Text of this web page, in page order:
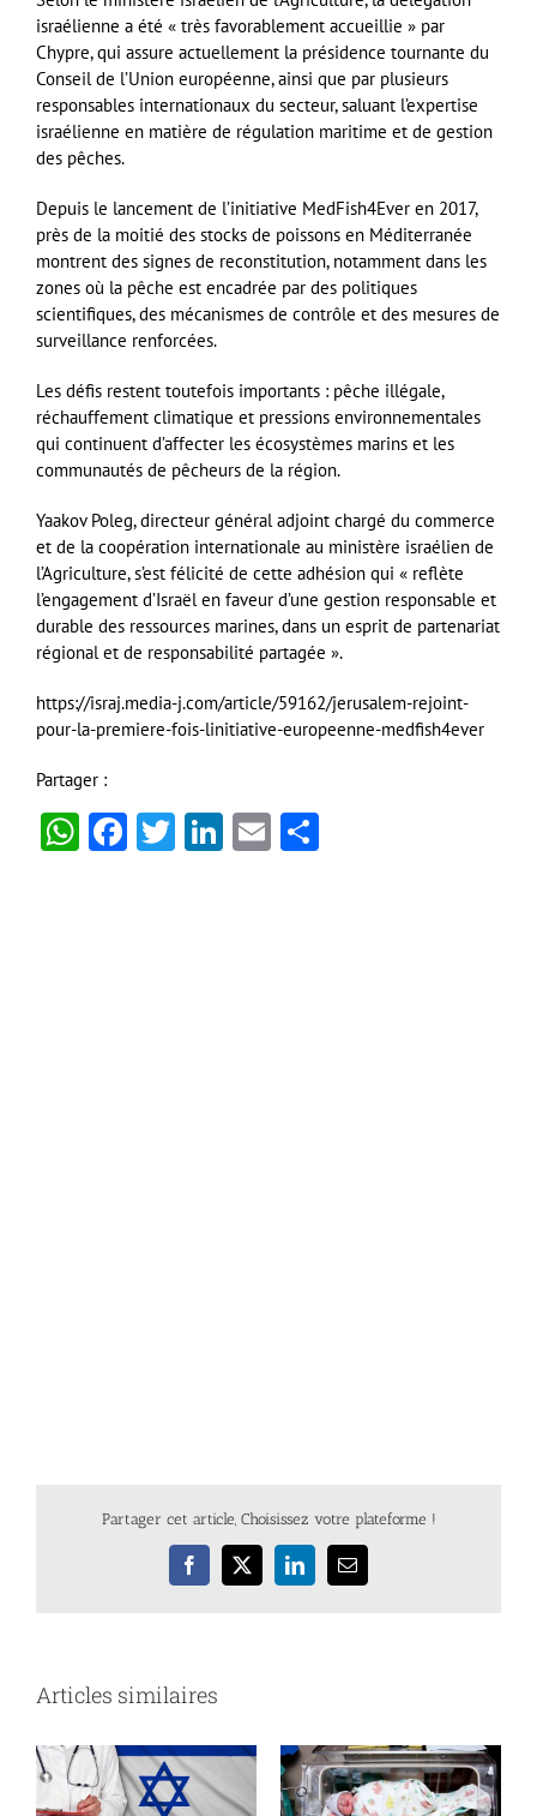
israélienne a été « très favorablement accueillie » par
Chypre, qui assure actuellement la présidence tournante du
Conseil de l’Union européenne, ainsi que par plusieurs
responsables internationaux du secteur, saluant l’expertise
israélienne en matière de régulation maritime et de gestion
des pêches.
Depuis le lancement de l’initiative MedFish4Ever en 2017,
près de la moitié des stocks de poissons en Méditerranée
montrent des signes de reconstitution, notamment dans les
zones où la pêche est encadrée par des politiques
scientifiques, des mécanismes de contrôle et des mesures de
surveillance renforcées.
Les défis restent toutefois importants : pêche illégale,
réchauffement climatique et pressions environnementales
qui continuent d’affecter les écosystèmes marins et les
communautés de pêcheurs de la région.
Yaakov Poleg, directeur général adjoint chargé du commerce
et de la coopération internationale au ministère israélien de
l’Agriculture, s’est félicité de cette adhésion qui « reflète
l’engagement d’Israël en faveur d’une gestion responsable et
durable des ressources marines, dans un esprit de partenariat
régional et de responsabilité partagée ».
https://israj.media-j.com/article/59162/jerusalem-rejoint-
pour-la-premiere-fois-linitiative-europeenne-medfish4ever
Partager :
WhatsApp
Facebook
Twitter
LinkedIn
Email
Partager cet article, Choisissez votre plateforme !
Facebook
X LinkedInEmail
Articles similaires